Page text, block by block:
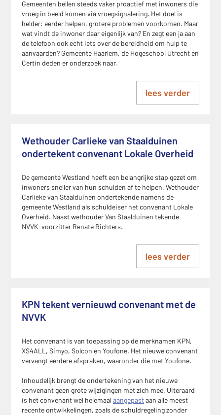
Gemeenten bellen steeds vaker proactief met inwoners die
vroeg in beeld komen via vroegsignalering. Het doel is
helder: eerder helpen, grotere problemen voorkomen. Maar
wat vindt de inwoner daar eigenlijk van? En zegt een ja aan
de telefoon ook echt iets over de bereidheid om hulp te
aanvaarden? Gemeente Haarlem, de Hogeschool Utrecht en
Certin deden er onderzoek naar.
lees verder
Wethouder Carlieke van Staalduinen
ondertekent convenant Lokale Overheid
De gemeente Westland heeft een belangrijke stap gezet om
inwoners sneller van hun schulden af te helpen. Wethouder
Carlieke van Staalduinen ondertekende namens de
gemeente Westland als schuldeiser het convenant Lokale
Overheid. Naast wethouder Van Staalduinen tekende
NVVK-voorzitter Renate Richters.
lees verder
KPN tekent vernieuwd convenant met de
NVVK
Het convenant is van toepassing op de merknamen KPN,
XS4ALL, Simyo, Solcon en Youfone. Het nieuwe convenant
vervangt eerdere afspraken, waaronder die met Youfone.
Inhoudelijk brengt de ondertekening van het nieuwe
convenant geen grote wijzigingen met zich mee. Uiteraard
is het convenant wel helemaalaangepastaan alle meest
recente ontwikkelingen, zoals de schuldregeling zonder